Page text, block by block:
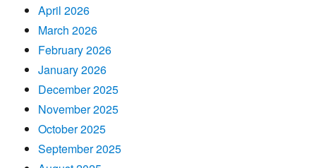
April 2026
March 2026
February 2026
January 2026
December 2025
November 2025
October 2025
September 2025